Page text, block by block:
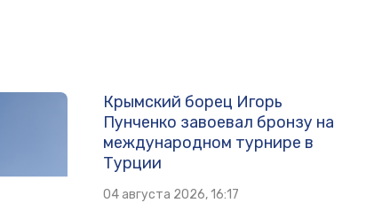
Крымский борец Игорь
Пунченко завоевал бронзу на
международном турнире в
Турции
04 августа 2026, 16:17